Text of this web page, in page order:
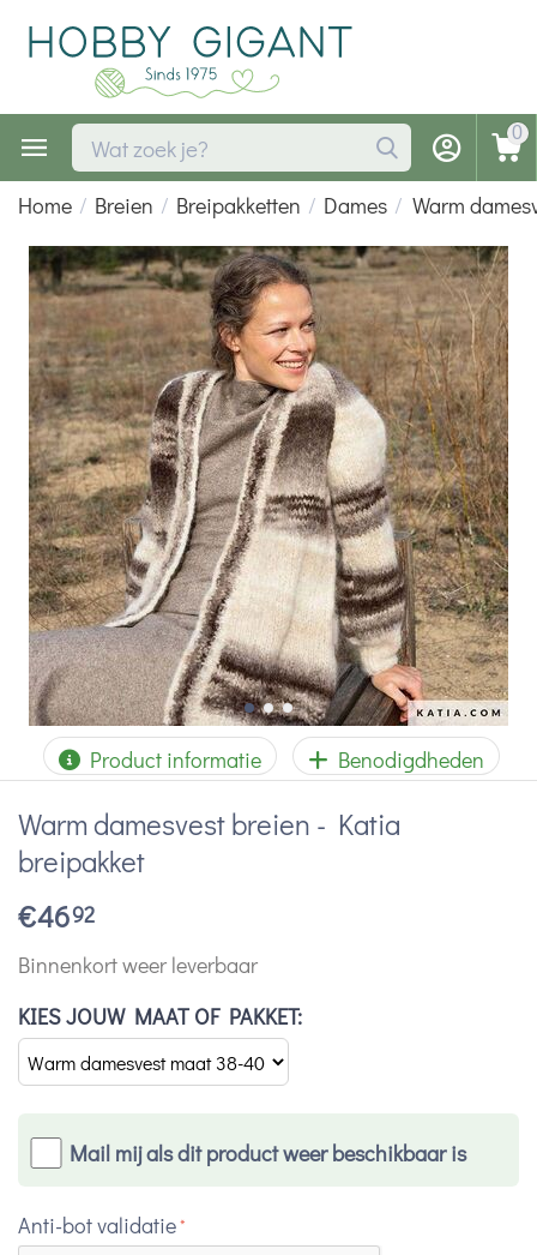
0
Home / Breien / Breipakketten / Dames / Warm
Product informatie Benodigdheden
Warm damesvest breien - Katia
breipakket
€4692
Binnenkort weer leverbaar
KIES JOUW MAAT OF PAKKET:
Mail mij als dit product weer beschikbaar is
Anti-bot validatie